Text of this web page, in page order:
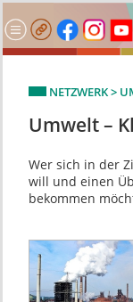
NETZWERK >
Umwelt –
Wer sich in der
will und einen
bekommen